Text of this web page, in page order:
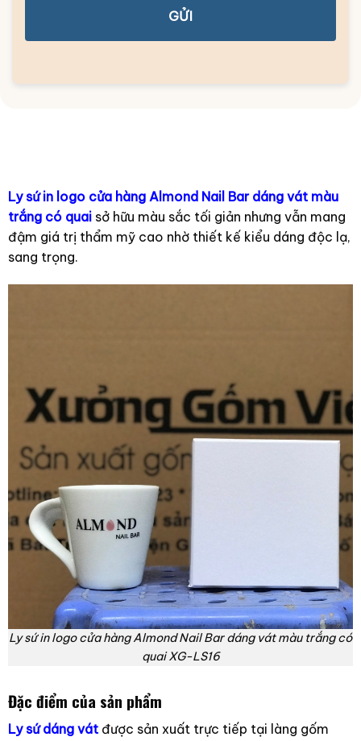
GỬI
Ly sứ in logo cửa hàng Almond Nail Bar dáng vát màu
trắng có quaisở hữu màu sắc tối giản nhưng vẫn mang
đậm giá trị thẩm mỹ cao nhờ thiết kế kiểu dáng độc lạ,
sang trọng.
Ly sứ in logo cửa hàng Almond Nail Bar dáng vát màu trắng có
quai XG-LS16
Đặc điểm của sản phẩm
Ly sứ dáng vátđược sản xuất trực tiếp tại làng gốm